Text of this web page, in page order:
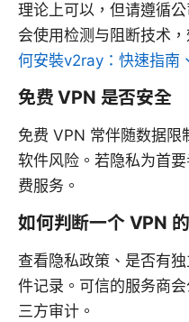
理论上可以，但请遵循
会使用检测与阻断技术
何安裝v2ray：快速指南
免费 VPN 是否安全
免费 VPN 常伴随数据限
软件风险。若隐私为首
费服务。
如何判断一个 VPN
查看隐私政策、是否有
件记录。可信的服务商
三方审计。